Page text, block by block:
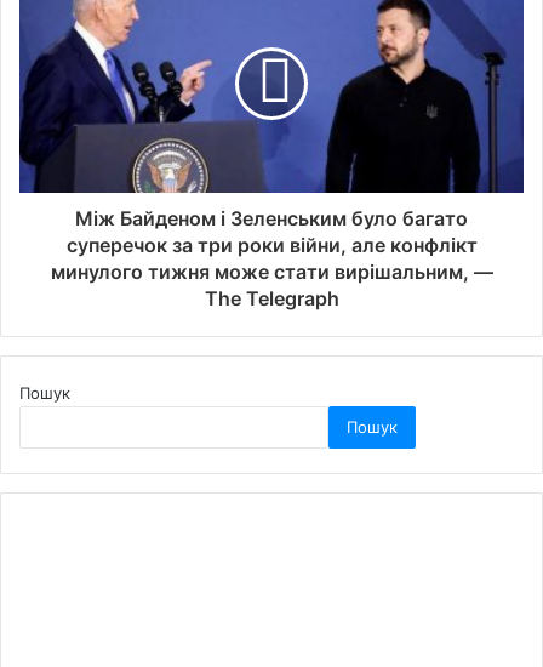
Між Байденом і Зеленським було багато
суперечок за три роки війни, але конфлікт
минулого тижня може стати вирішальним, —
The Telegraph
Пошук
Пошук